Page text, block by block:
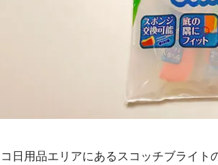
日用品エリアにあるスコッチブライト